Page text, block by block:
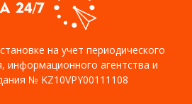
на учет периодического
информационного агентства и
№ KZ10VPY00111108